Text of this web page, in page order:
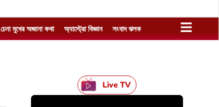
চেনা মুখের অজানা কথা অ্যাস্ট্রো বিজ্ঞান সংবাদ ঝলক
Live TV